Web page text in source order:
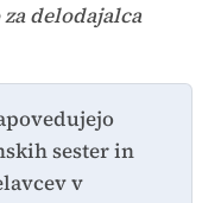
delodajalca
sester in
v